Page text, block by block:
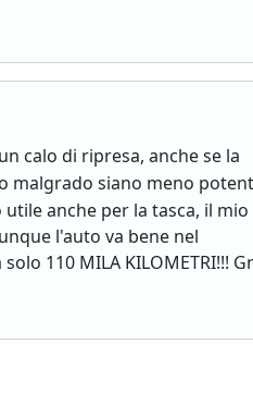
calo di ripresa, anche se la
malgrado siano meno
anche per la tasca, il mio
l'auto va bene nel
110 MILA KILOMETRI!!!